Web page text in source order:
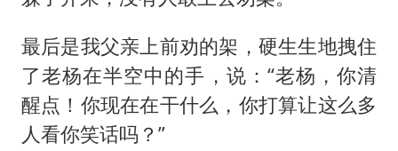
最后是我父亲上前劝的架，硬生生地拽住
了老杨在半空中的手，说：“老杨，你清
醒点！你现在在干什么，你打算让这么多
人看你笑话吗？”